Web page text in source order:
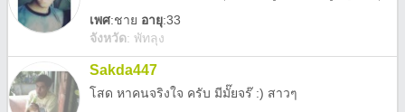
เพศ:ชาย อายุ:33
จังหวัด: พัทลุง
Sakda447
โสด หาคนจริงใจ ครับ มีมั๊ยจร๊ :) สาวๆ